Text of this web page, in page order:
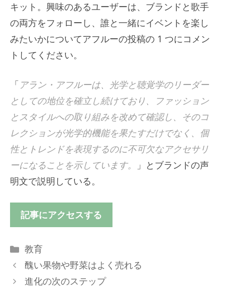
キット。興味のあるユーザーは、ブランドと歌手
の両方をフォローし、誰と一緒にイベントを楽し
みたいかについてアフルーの投稿の 1 つにコメン
トしてください。
「 アラン・アフルーは、光学と聴覚学のリーダー
としての地位を確立し続けており、ファッション
とスタイルへの取り組みを改めて確認し、そのコ
レクションが光学的機能を果たすだけでなく、個
性とトレンドを表現するのに不可欠なアクセサリ
ーになることを示しています。
」とブランドの声
明文で説明している。
記事にアクセスする
カ
テ
ゴ
リ
教育
醜い果物や野菜はよく売れる
進化の次のステップ